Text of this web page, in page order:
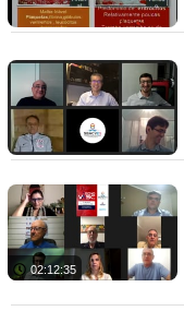
02:12:35